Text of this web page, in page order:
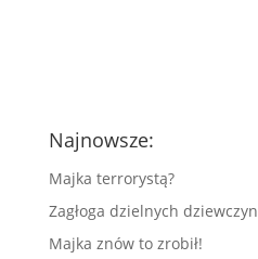
Najnowsze:
Majka terrorystą?
Zagłoga dzielnych
Majka znów to zrobił!